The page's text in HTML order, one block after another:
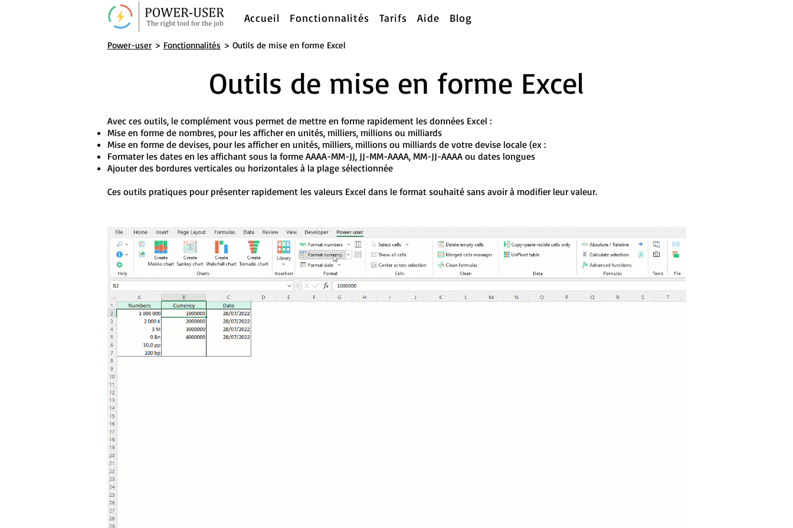
Accueil Fonctionnalités Tarifs Aide Blog
Power-user > Fonctionnalités > Outils de mise en forme Excel
Outils de mise en forme Excel
Avec ces outils, le complément vous permet de mettre en forme rapidement les données Excel :
Mise en forme de nombres, pour les afficher en unités, milliers, millions ou milliards
Mise en forme de devises, pour les afficher en unités, milliers, millions ou milliards de votre devise locale (ex :
Formater les dates en les affichant sous la forme AAAA-MM-JJ, JJ-MM-AAAA, MM-JJ-AAAA ou dates longues
Ajouter des bordures verticales ou horizontales à la plage sélectionnée
Ces outils pratiques pour présenter rapidement les valeurs Excel dans le format souhaité sans avoir à modifier leur valeur.